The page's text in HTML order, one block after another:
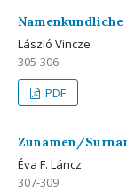
László Vincze
305-306
PDF
Zunamen/
Éva F. Láncz
307-309